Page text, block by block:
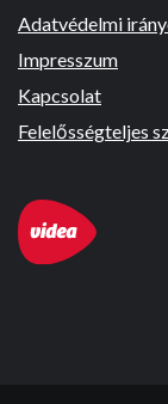
Adatvédelmi
Impresszum
Kapcsolat
Felelősségteljes